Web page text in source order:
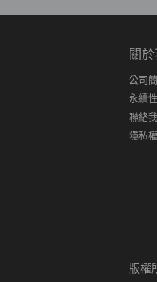
關
公司
永續性
聯絡
隱私
版權